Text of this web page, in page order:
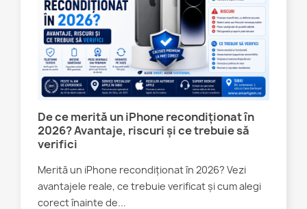
De ce merită un iPhone recondiționat în
2026? Avantaje, riscuri și ce trebuie să
verifici
Merită un iPhone recondiționat în 2026? Vezi
avantajele reale, ce trebuie verificat și cum alegi
corect înainte de...